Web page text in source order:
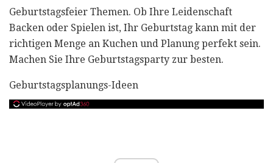
Geburtstagsfeier Themen. Ob Ihre Leidenschaft
Backen oder Spielen ist, Ihr Geburtstag kann mit der
richtigen Menge an Kuchen und Planung perfekt sein.
Machen Sie Ihre Geburtstagsparty zur besten.
Geburtstagsplanungs-Ideen